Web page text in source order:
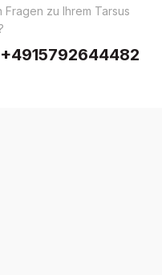
zu Ihrem Tarsus
+4915792644482